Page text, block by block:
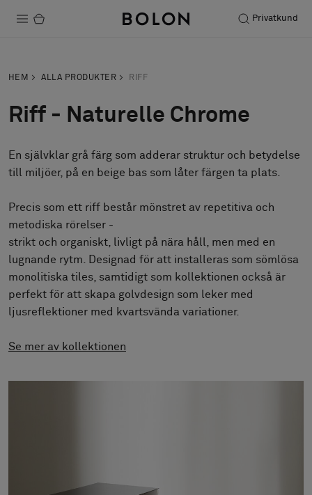
Privatkund
Hållbarhet
Installation
Designsamarbeten
FAQ
Om oss
Pattern Tile Tool
HEM ALLA PRODUKTER RIFF
Riff - Naturelle Chrome
En självklar grå färg som adderar struktur och betydelse
till miljöer, på en beige bas som låter färgen ta plats.
Precis som ett riff består mönstret av repetitiva och
metodiska rörelser -
strikt och organiskt, livligt på nära håll, men med en
lugnande rytm. Designad för att installeras som sömlösa
monolitiska tiles, samtidigt som kollektionen också är
perfekt för att skapa golvdesign som leker med
ljusreflektioner med kvartsvända variationer.
Se mer av kollektionen